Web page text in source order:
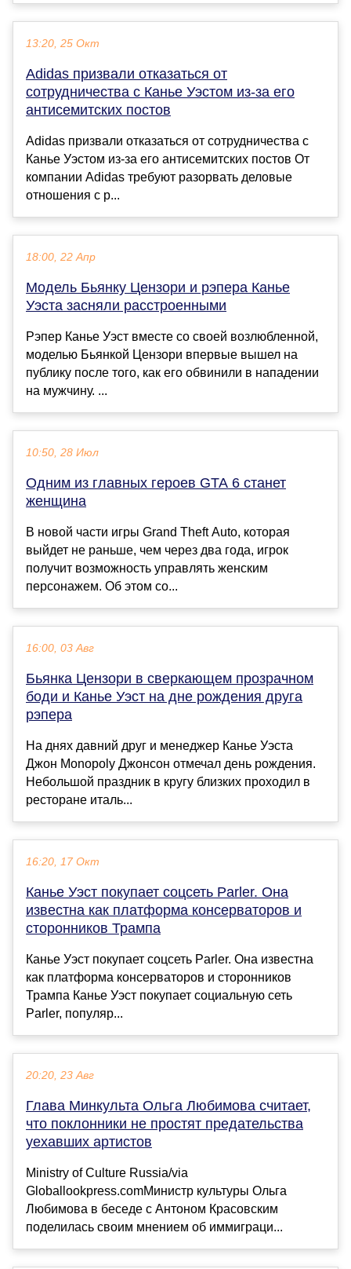
13:20, 25 Окт
Adidas призвали отказаться от
сотрудничества с Канье Уэстом из-за его
антисемитских постов
Adidas призвали отказаться от сотрудничества с
Канье Уэстом из-за его антисемитских постов От
компании Adidas требуют разорвать деловые
отношения с р...
18:00, 22 Апр
Модель Бьянку Цензори и рэпера Канье
Уэста засняли расстроенными
Рэпер Канье Уэст вместе со своей возлюбленной,
моделью Бьянкой Цензори впервые вышел на
публику после того, как его обвинили в нападении
на мужчину. ...
10:50, 28 Июл
Одним из главных героев GTA 6 станет
женщина
В новой части игры Grand Theft Auto, которая
выйдет не раньше, чем через два года, игрок
получит возможность управлять женским
персонажем. Об этом со...
16:00, 03 Авг
Бьянка Цензори в сверкающем прозрачном
боди и Канье Уэст на дне рождения друга
рэпера
На днях давний друг и менеджер Канье Уэста
Джон Monopoly Джонсон отмечал день рождения.
Небольшой праздник в кругу близких проходил в
ресторане италь...
16:20, 17 Окт
Канье Уэст покупает соцсеть Parler. Она
известна как платформа консерваторов и
сторонников Трампа
Канье Уэст покупает соцсеть Parler. Она известна
как платформа консерваторов и сторонников
Трампа Канье Уэст покупает социальную сеть
Parler, популяр...
20:20, 23 Авг
Глава Минкульта Ольга Любимова считает,
что поклонники не простят предательства
уехавших артистов
Ministry of Culture Russia/via
Globallookpress.comМинистр культуры Ольга
Любимова в беседе с Антоном Красовским
поделилась своим мнением об иммиграци...